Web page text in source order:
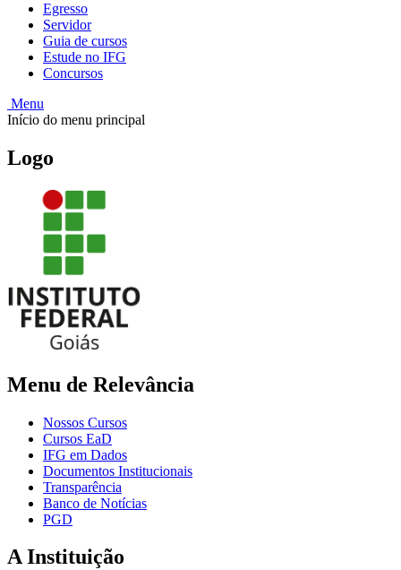
Egresso
Servidor
Guia de cursos
Estude no IFG
Concursos
Menu
Início do menu principal
Logo
Menu de Relevância
Nossos Cursos
Cursos EaD
IFG em Dados
Documentos Institucionais
Transparência
Banco de Notícias
PGD
A Instituição